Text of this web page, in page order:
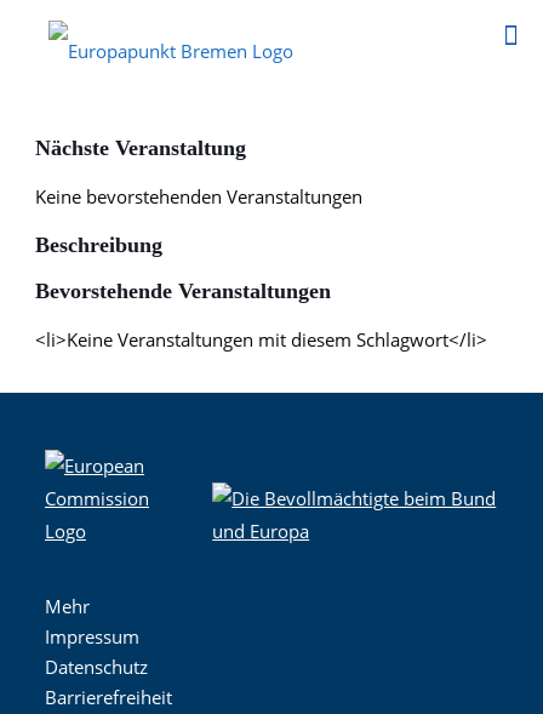
Nächste Veranstaltung
Keine bevorstehenden Veranstaltungen
Beschreibung
Bevorstehende Veranstaltungen
<li>Keine Veranstaltungen mit diesem Schlagwort</li>
Mehr
Impressum
Datenschutz
Barrierefreiheit